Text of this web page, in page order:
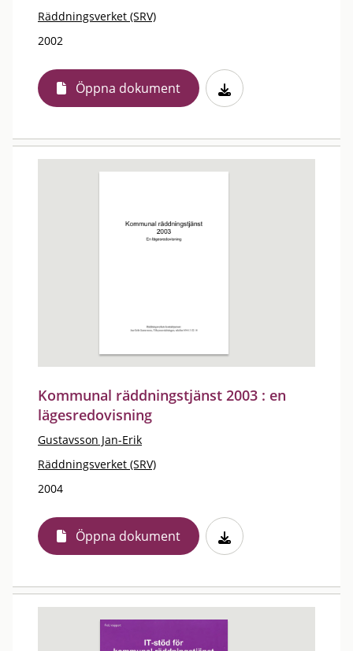
Räddningsverket (SRV)
2002
Öppna dokument
Kommunal räddningstjänst 2003 : en
lägesredovisning
Gustavsson Jan-Erik
Räddningsverket (SRV)
2004
Öppna dokument